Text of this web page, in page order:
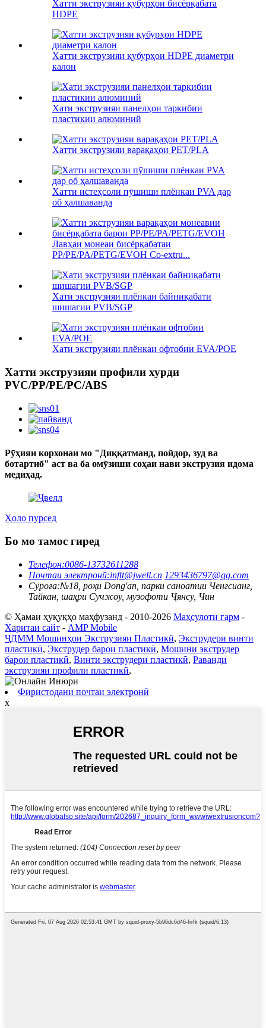
Хатти экструзияи қубурҳои бисёрқабата
HDPE
Хатти экструзияи қубурҳои HDPE диаметри
калон
Хати экструзияи панелҳои таркибии
пластикии алюминий
Хатти экструзияи варақаҳои PET/PLA
Хатти истеҳсоли пӯшиши плёнкаи PVA дар
об ҳалшаванда
Лавҳаи монеаи бисёрқабатаи
PP/PE/PA/PETG/EVOH Co-extru...
Хати экструзияи плёнкаи байниқабати
шишагии PVB/SGP
Хати экструзияи плёнкаи офтобии EVA/POE
Хатти экструзияи профили хурди
PVC/PP/PE/PC/ABS
Рӯҳияи корхонаи мо "Диққатманд, пойдор, зуд ва
ботартиб" аст ва ба омӯзиши соҳаи нави экструзия идома
медиҳад.
Ҳоло пурсед
Бо мо тамос гиред
Телефон:0086-13732611288
Почтаи электронӣ:inftt@jwell.cn 1293436797@qq.com
Суроға:№18, роҳи Dong'an, парки саноатии Ченгсианг,
Тайкан, шаҳри Сучжоу, музофоти Ҷянсу, Чин
© Ҳамаи ҳуқуқҳо маҳфузанд - 2010-2026 Маҳсулоти гарм -
Харитаи сайт - AMP Mobile
ҶДММ Мошинҳои Экструзияи Пластикӣ, Экструдери винти
пластикӣ, Экструдер барои пластикӣ, Мошини экструдер
барои пластикӣ, Винти экструдери пластикӣ, Раванди
экструзияи профили пластикӣ,
Фиристодани почтаи электронӣ
x